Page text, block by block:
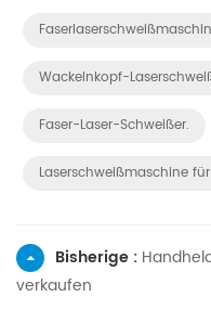
Wackelnkopf-
Faser-Laser-Schweißer.
Laserschweißmaschine
Bisherige :
verkaufen